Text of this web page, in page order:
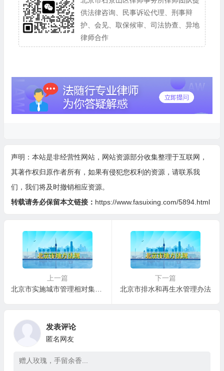
供法律咨询、民事诉讼代理、刑事辩
护、会见、取保候审、司法协查、异地
律师合作
声明：本站是非经营性网站，网站资源部分收集整理于互联网，
其著作权归原作者所有，如果有侵犯您权利的资源，请联系我
们，我们将及时撤销相应资源。
转载请务必保留本文链接： https://www.fasuixing.com/5894.html
上一篇
北京市实施城市管理相对集中行政处罚权办法
下一篇
北京市排水和再生水管理办法
发表评论
匿名网友